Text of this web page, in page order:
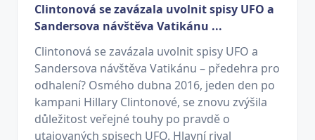
Clintonová se zavázala uvolnit spisy UFO a
Sandersova návštěva Vatikánu ...
Clintonová se zavázala uvolnit spisy UFO a
Sandersova návštěva Vatikánu – předehra pro
odhalení? Osmého dubna 2016, jeden den po
kampani Hillary Clintonové, se znovu zvýšila
důležitost veřejné touhy po pravdě o
utajovaných spisech UFO. Hlavní rival